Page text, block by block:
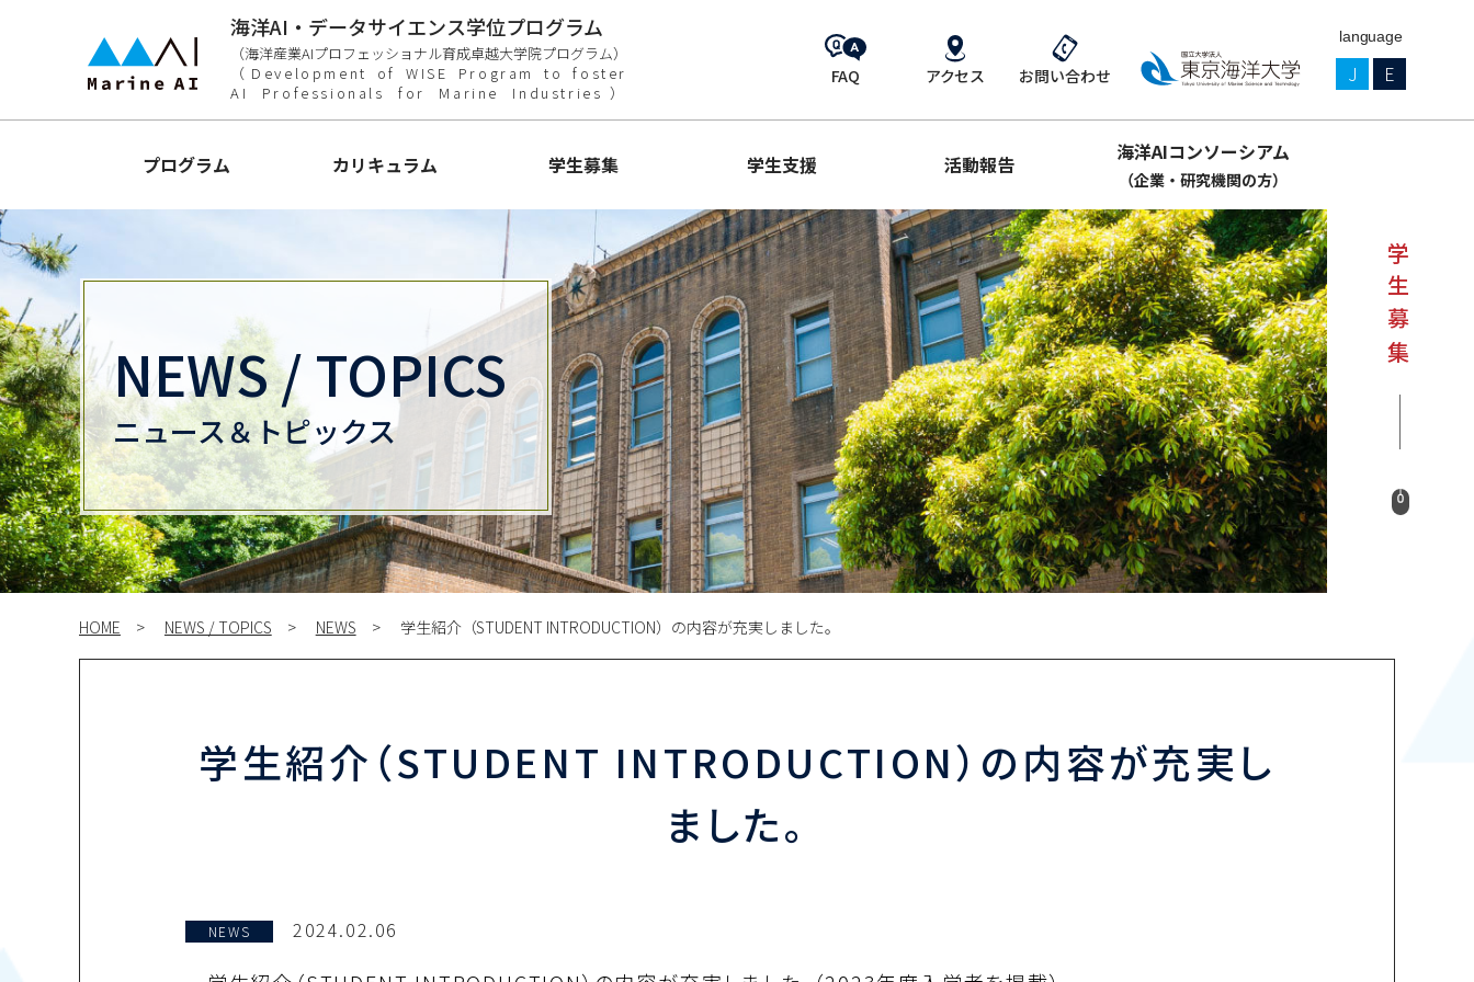
海洋AI・データサイエンス学位プログラム
（海洋産業AIプロフェッショナル育成卓越大学院プログラム）
（Development of WISE Program to foster
AI Professionals for Marine Industries）
FAQ アクセス お問い合わせ
language
J E
プログラム カリキュラム 学生募集 学生支援 活動報告 海洋AIコンソーシアム
（企業・研究機関の方）
NEWS / TOPICS
ニュース＆トピックス
学生募集
HOME NEWS / TOPICS NEWS 学生紹介（STUDENT INTRODUCTION）の内容が充実しました。
学生紹介（STUDENT INTRODUCTION）の内容が充実し
ました。
NEWS 2024.02.06